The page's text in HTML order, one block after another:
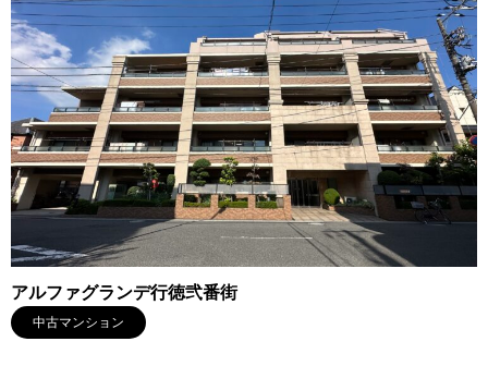
アルファグランデ行徳弐番街
中古マンション